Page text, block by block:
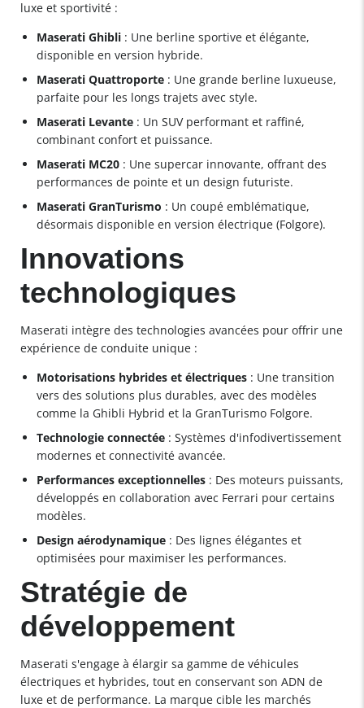
luxe et sportivité :
Maserati Ghibli : Une berline sportive et élégante,
disponible en version hybride.
Maserati Quattroporte : Une grande berline luxueuse,
parfaite pour les longs trajets avec style.
Maserati Levante : Un SUV performant et raffiné,
combinant confort et puissance.
Maserati MC20 : Une supercar innovante, offrant des
performances de pointe et un design futuriste.
Maserati GranTurismo : Un coupé emblématique,
désormais disponible en version électrique (Folgore).
Innovations
technologiques
Maserati intègre des technologies avancées pour offrir une
expérience de conduite unique :
Motorisations hybrides et électriques : Une transition
vers des solutions plus durables, avec des modèles
comme la Ghibli Hybrid et la GranTurismo Folgore.
Technologie connectée : Systèmes d'infodivertissement
modernes et connectivité avancée.
Performances exceptionnelles : Des moteurs puissants,
développés en collaboration avec Ferrari pour certains
modèles.
Design aérodynamique : Des lignes élégantes et
optimisées pour maximiser les performances.
Stratégie de
développement
Maserati s'engage à élargir sa gamme de véhicules
électriques et hybrides, tout en conservant son ADN de
luxe et de performance. La marque cible les marchés